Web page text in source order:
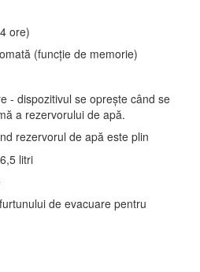
ore)
(funcție de memorie)
- dispozitivul se oprește când se
a rezervorului de apă.
rezervorul de apă este plin
litri
de evacuare pentru